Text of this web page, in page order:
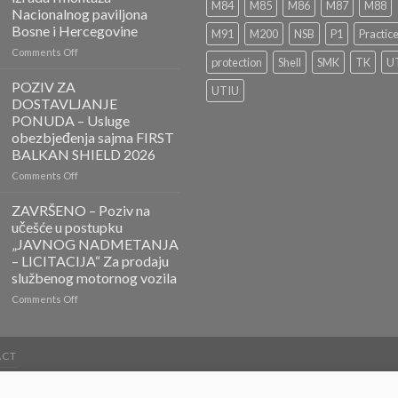
Nacionalnog paviljona
Bosne i Hercegovine
Comments Offon
DOSTAVLJANJE
PONUDA
–
Projektovanje,
izrada
Nacionalnog
paviljona
Bosne
Hercegovine
POZIV ZA
DOSTAVLJANJE
PONUDA – Usluge
obezbjeđenja sajma FIRST
BALKAN SHIELD 2026
Comments Offon
ZA
DOSTAVLJANJE
PONUDA
–
Usluge
obezbjeđenja
sajma
SHIELD
ZAVRŠENO – Poziv na
učešće u postupku
„JAVNOG NADMETANJA
– LICITACIJA“ Za prodaju
službenog motornog vozila
Comments Offon
učešće
M84
M85 M86 M87
M88
M91
M200 NSB P1
Practice
protection
Shell SMK TK
UTIU